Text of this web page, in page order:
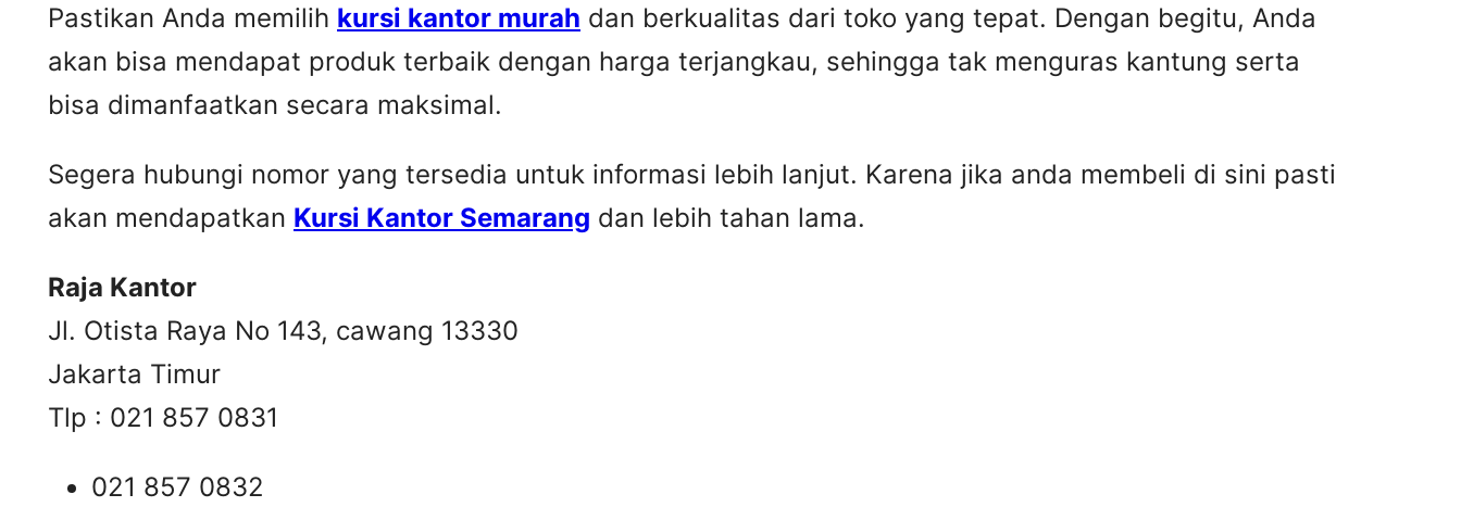
Pastikan Anda memilih kursi kantor murah dan berkualitas dari toko yang tepat. Dengan begitu, Anda
akan bisa mendapat produk terbaik dengan harga terjangkau, sehingga tak menguras kantung serta
bisa dimanfaatkan secara maksimal.
Segera hubungi nomor yang tersedia untuk informasi lebih lanjut. Karena jika anda membeli di sini pasti
akan mendapatkan Kursi Kantor Semarang dan lebih tahan lama.
Raja Kantor
Jl. Otista Raya No 143, cawang 13330
Jakarta Timur
Tlp : 021 857 0831
021 857 0832